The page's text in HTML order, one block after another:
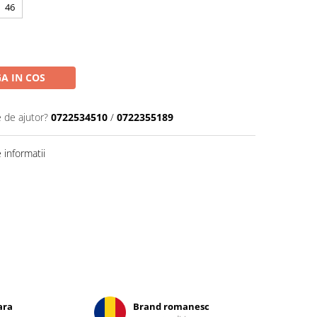
46
IN COS
de ajutor? 0722534510 / 0722355189
informatii
Brand romanesc